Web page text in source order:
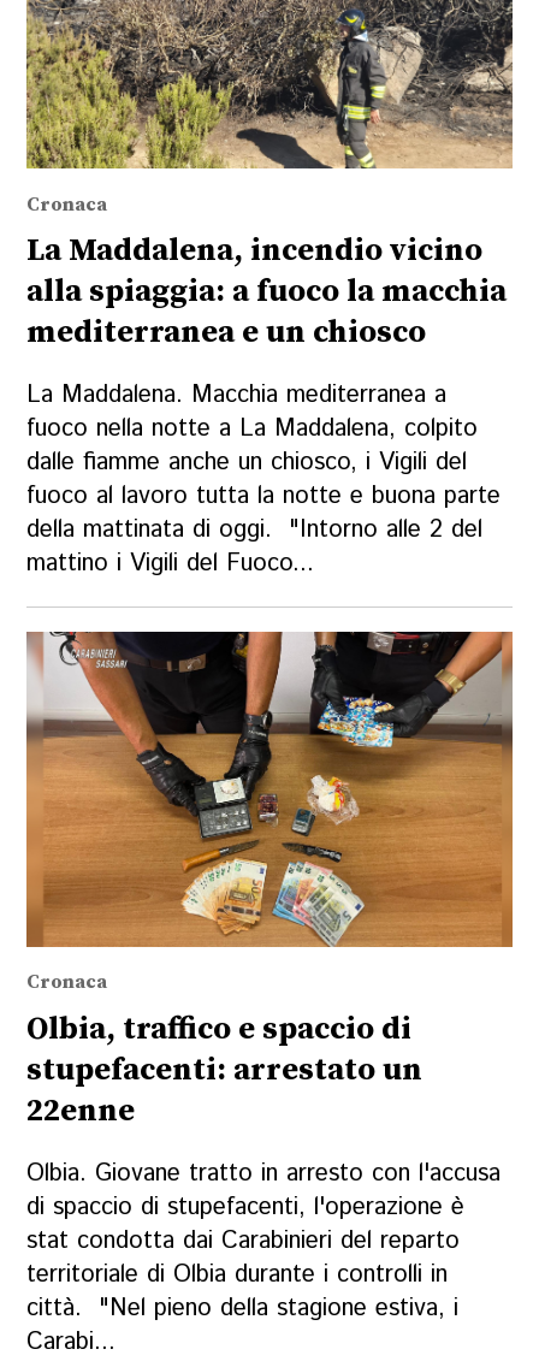
Cronaca
La Maddalena, incendio vicino
alla spiaggia: a fuoco la macchia
mediterranea e un chiosco
La Maddalena. Macchia mediterranea a
fuoco nella notte a La Maddalena, colpito
dalle fiamme anche un chiosco, i Vigili del
fuoco al lavoro tutta la notte e buona parte
della mattinata di oggi. "Intorno alle 2 del
mattino i Vigili del Fuoco...
Cronaca
Olbia, traffico e spaccio di
stupefacenti: arrestato un
22enne
Olbia. Giovane tratto in arresto con l'accusa
di spaccio di stupefacenti, l'operazione è
stat condotta dai Carabinieri del reparto
territoriale di Olbia durante i controlli in
città. "Nel pieno della stagione estiva, i
Carabi...